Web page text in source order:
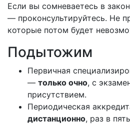
Если вы сомневаетесь в
— проконсультируйтесь. Не
которые потом будет
Подытожим
Первичная
— только очно, с
присутствием.
Периодическая
дистанционно, раз в